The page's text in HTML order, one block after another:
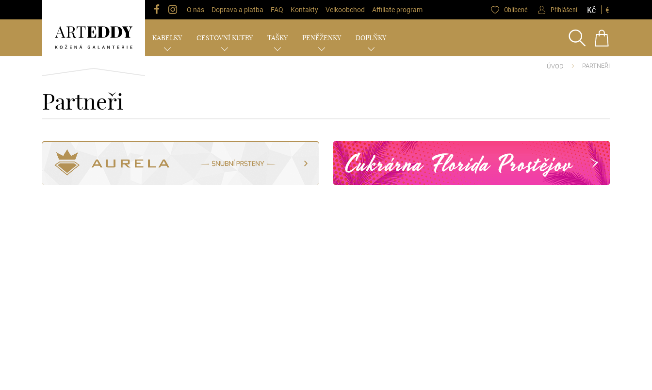
O nás Doprava a platba FAQ Kontakty Velkoobchod Affiliate program Oblíbené Přihlášení Kč €
KABELKY CESTOVNÍ KUFRY TAŠKY PENĚŽENKY DOPLŇKY
ÚVOD PARTNEŘI
Partneři